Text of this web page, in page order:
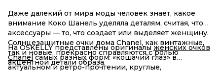
Даже далекий от мира моды человек знает, какое
внимание Коко Шанель уделяла деталям, считая, что
аксессуары — то, что создает или выделяет женщину.
Солнцезащитные очки дома Chanel, как винтажные,
так и новые, прекрасно справляются с ролью
акцентной детали образа.
На OSKELLY представлены оригиналыженских очков
Chanelсамых разных форм: «кошачий глаз» в
актуальном и ретро-прочтении, круглые,